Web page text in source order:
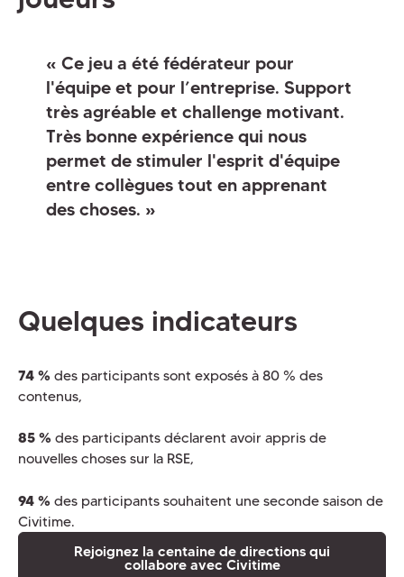
« Ce jeu a été fédérateur pour
l'équipe et pour l’entreprise. Support
très agréable et challenge motivant.
Très bonne expérience qui nous
permet de stimuler l'esprit d'équipe
entre collègues tout en apprenant
des choses. »
Quelques indicateurs
74 %des participants sont exposés à 80 % des
contenus,
85 %des participants déclarent avoir appris de
nouvelles choses sur la RSE,
94 %des participants souhaitent une seconde saison de
Civitime.
Rejoignez la centaine de directions qui
collabore avec Civitime